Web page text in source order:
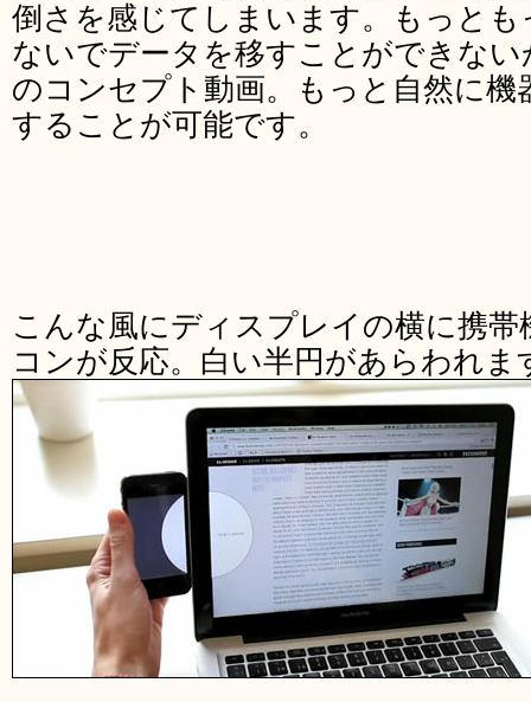
倒さを感じてしまいます。もっと
ないでデータを移すことができな
のコンセプト動画。もっと自然に
することが可能です。
こんな風にディスプレイの横に携
コンが反応。白い半円があらわれま